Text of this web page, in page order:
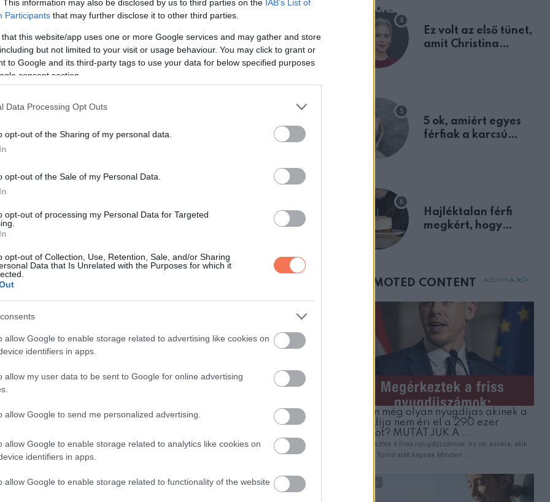
This information may also be disclosed by us to third parties on the IAB’s List of
Participants that may further disclose it to other third parties.
that this website/app uses one or more Google services and may gather and store
but not limited to your visit or usage behaviour. You may click to grant or
to Google and its third-party tags to use your data for below specified purposes
consent section.
Data Processing Opt Outs
opt-out of the Sharing of my personal data.
opt-out of the Sale of my Personal Data.
opt-out of processing my Personal Data for Targeted
opt-out of Collection, Use, Retention, Sale, and/or Sharing
Data that Is Unrelated with the Purposes for which it
allow Google to enable storage related to advertising like cookies on
identifiers in apps.
allow my user data to be sent to Google for online advertising
allow Google to send me personalized advertising.
allow Google to enable storage related to analytics like cookies on
identifiers in apps.
allow Google to enable storage related to functionality of the website
ki a varázslatos hely köré: Shrek állítólag megkérte Szamarat, hogy
azt tette, amit akart, és úgy döntött, hogy az Airbnb-n kiadja
alatt!
élményben legyen részed. L’Âne által készített clafoutis-t és gofrit
hogy hűek maradjunk az animációs filmhez. Ami a fürdőszobát illeti,
Shrek nem tulajdonít nagy jelentőséget a higiéniának.
Ez volt az első tünet,
amit Christina
5 ok, amiért egyes
férfiak a karcsú
Hajléktalan férfi
megkért, hogy
mellettem ült az első